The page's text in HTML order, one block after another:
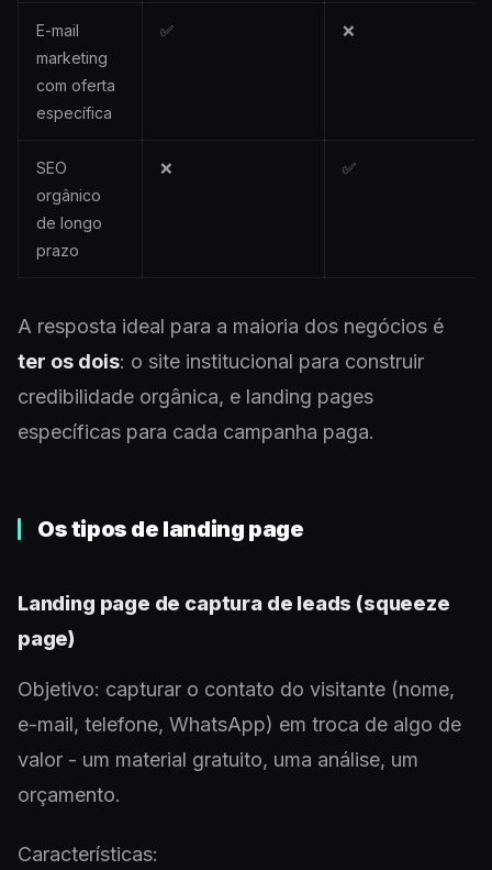
E-mail
marketing
com oferta
específica
✅ ❌
SEO
orgânico
de longo
prazo
❌ ✅
A resposta ideal para a maioria dos negócios é
ter os dois: o site institucional para construir
credibilidade orgânica, e landing pages
específicas para cada campanha paga.
Os tipos de landing page
Landing page de captura de leads (squeeze
page)
Objetivo: capturar o contato do visitante (nome,
e-mail, telefone, WhatsApp) em troca de algo de
valor - um material gratuito, uma análise, um
orçamento.
Características: